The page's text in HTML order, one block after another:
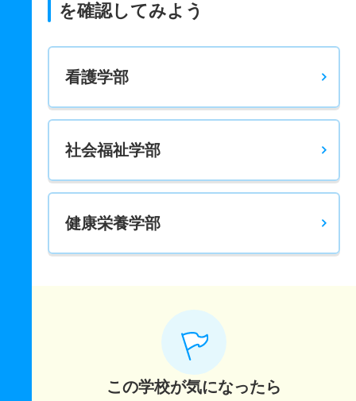
を確認してみよう
看護学部
社会福祉学部
健康栄養学部
この学校が気になったら